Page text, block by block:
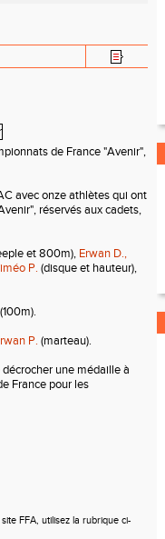
de France "Avenir",
avec onze athlètes qui ont
réservés aux cadets,
et 800m), Erwan D.,
P. (disque et hauteur),
(100m).
P. (marteau).
une médaille à
France pour les
FFA, utilisez la rubrique ci-